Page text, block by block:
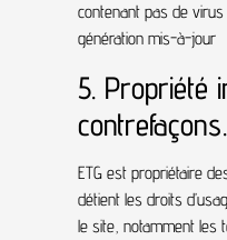
contenant pas de
génération mis-à-jour
5. Propriété
contrefaçons.
ETG est propriétaire
détient les droits
le site, notamment les